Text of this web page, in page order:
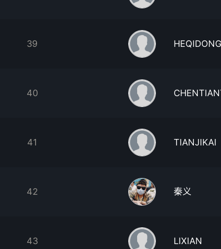
39 HEQIDONG
40
41 TIANJIKAI
42 秦义
43 LIXIAN